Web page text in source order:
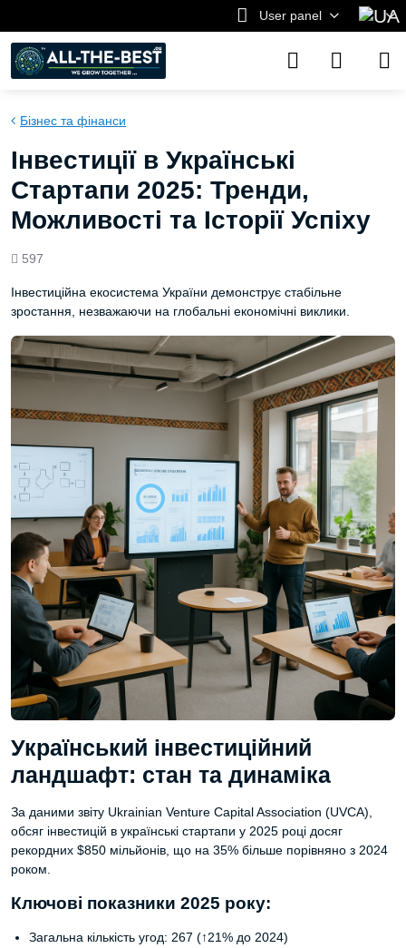
User panel
Бізнес та фінанси
Інвестиції в Українські
Стартапи 2025: Тренди,
Можливості та Історії Успіху
Views
597
Інвестиційна екосистема України демонструє стабільне
зростання, незважаючи на глобальні економічні виклики.
Український інвестиційний
ландшафт: стан та динаміка
За даними звіту Ukrainian Venture Capital Association (UVCA),
обсяг інвестицій в українські стартапи у 2025 році досяг
рекордних $850 мільйонів, що на 35% більше порівняно з 2024
роком.
Ключові показники 2025 року:
Загальна кількість угод: 267 (↑21% до 2024)